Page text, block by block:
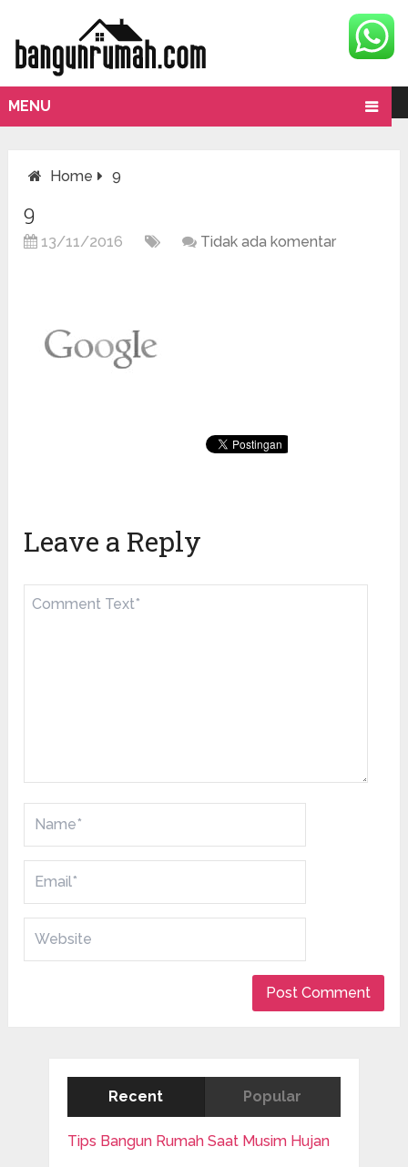
MENU
Home 9
9
13/11/2016 Tidak ada komentar
Leave a Reply
Recent Popular
Tips Bangun Rumah Saat Musim Hujan